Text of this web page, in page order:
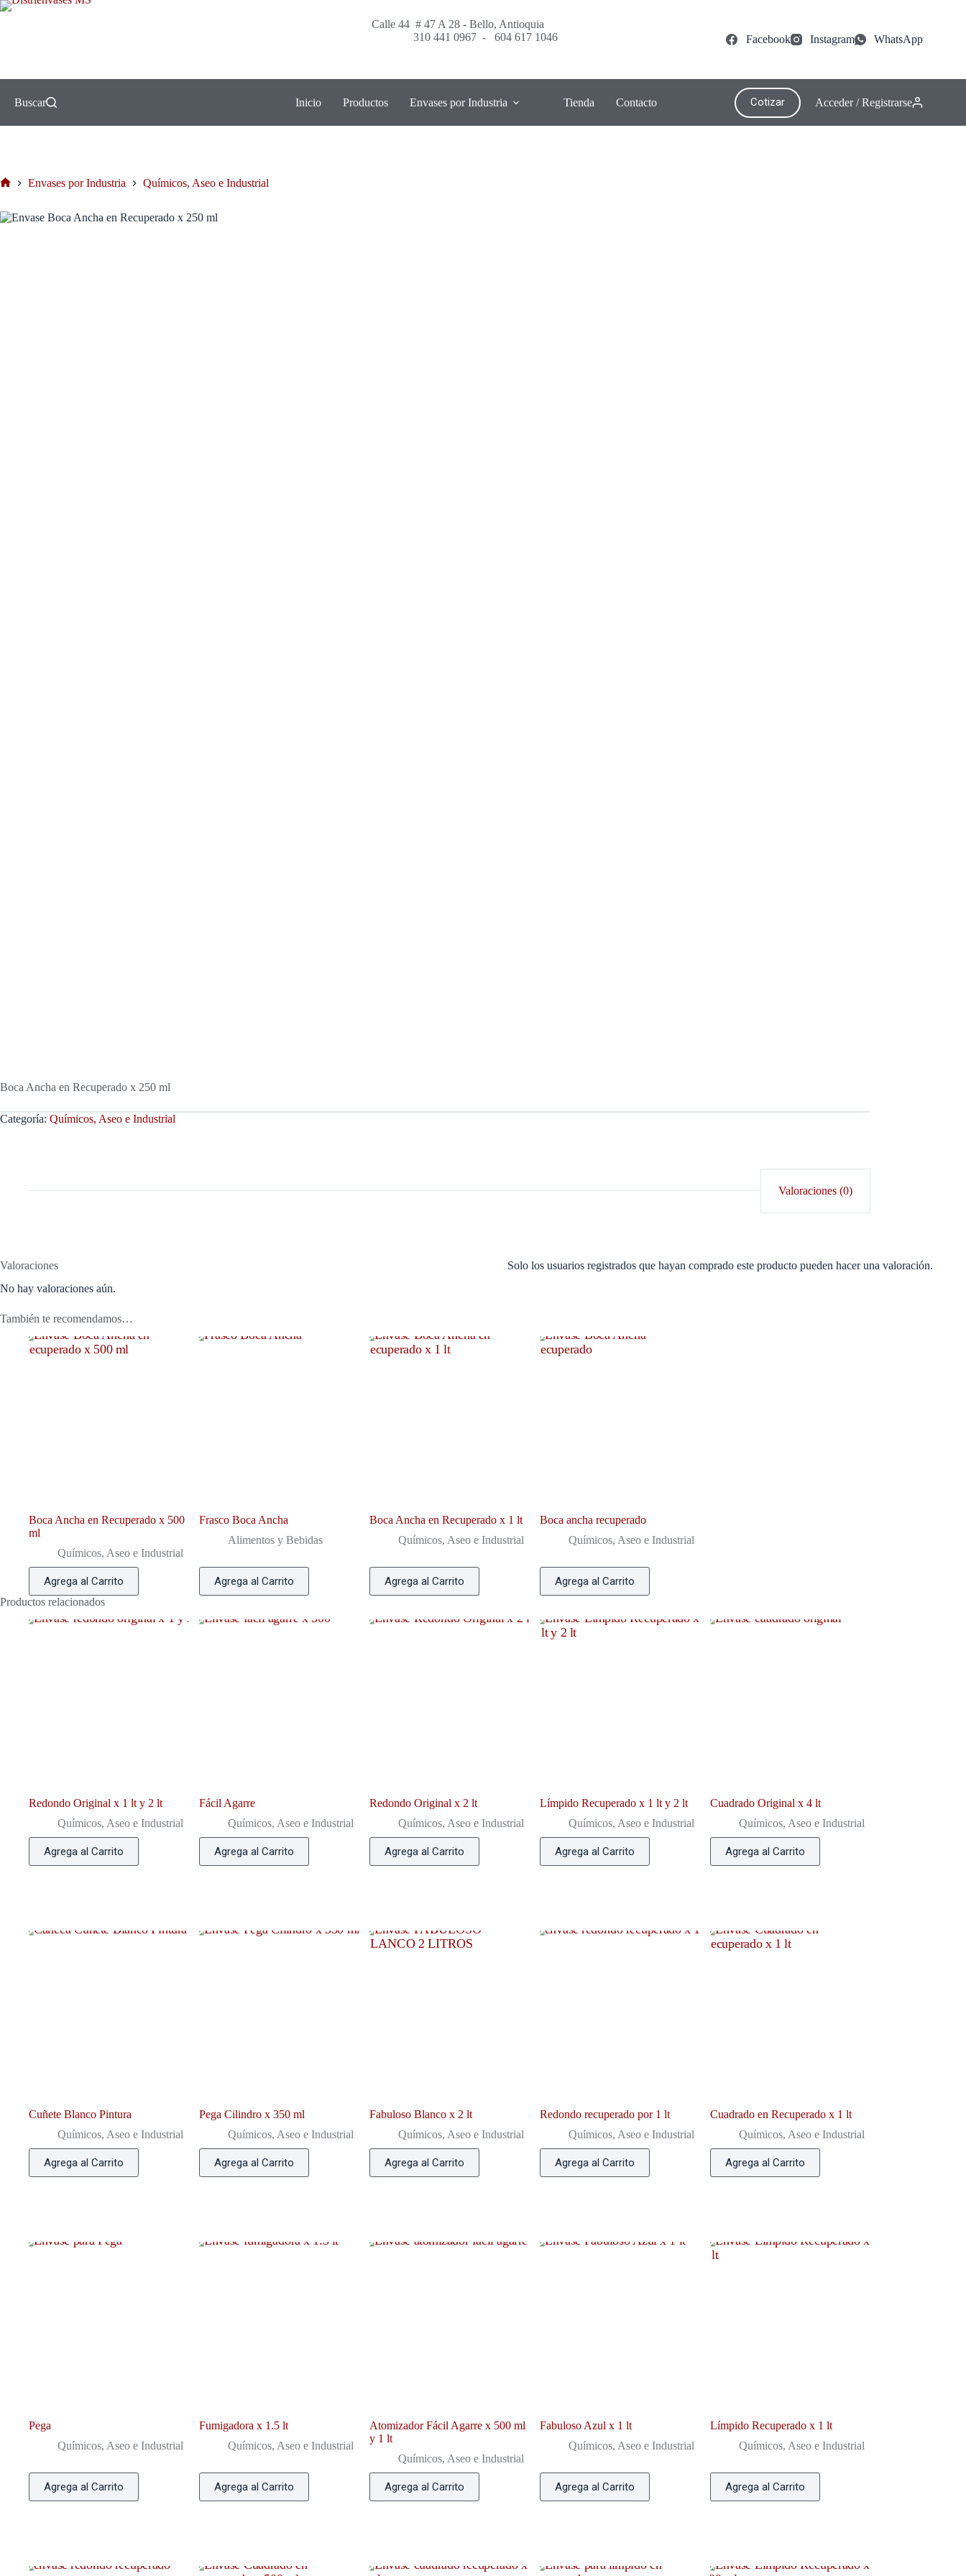
Calle 44 # 47 A 28 - Bello, Antioquia
310 441 0967- 604 617 1046 Facebook Instagram WhatsApp
Buscar Inicio Productos Envases por Industria Tienda Contacto Cotizar Acceder / Registrarse
Envases por Industria Químicos, Aseo e Industrial
Boca Ancha en Recuperado x 250 ml
Categoría: Químicos, Aseo e Industrial
Valoraciones (0)
Valoraciones
No hay valoraciones aún.
Solo los usuarios registrados que hayan comprado este producto pueden hacer una valoración.
También te recomendamos…
Boca Ancha en Recuperado x 500
ml
Químicos, Aseo e Industrial
Agrega al Carrito
Frasco Boca Ancha
Alimentos y Bebidas
Agrega al Carrito
Boca Ancha en Recuperado x 1 lt
Químicos, Aseo e Industrial
Agrega al Carrito
Boca ancha recuperado
Químicos, Aseo e Industrial
Agrega al Carrito
Productos relacionados
Redondo Original x 1 lt y 2 lt
Químicos, Aseo e Industrial
Agrega al Carrito
Fácil Agarre
Químicos, Aseo e Industrial
Agrega al Carrito
Redondo Original x 2 lt
Químicos, Aseo e Industrial
Agrega al Carrito
Límpido Recuperado x 1 lt y 2 lt
Químicos, Aseo e Industrial
Agrega al Carrito
Cuadrado Original x 4 lt
Químicos, Aseo e Industrial
Agrega al Carrito
Cuñete Blanco Pintura
Químicos, Aseo e Industrial
Agrega al Carrito
Pega Cilindro x 350 ml
Químicos, Aseo e Industrial
Agrega al Carrito
Fabuloso Blanco x 2 lt
Químicos, Aseo e Industrial
Agrega al Carrito
Redondo recuperado por 1 lt
Químicos, Aseo e Industrial
Agrega al Carrito
Cuadrado en Recuperado x 1 lt
Químicos, Aseo e Industrial
Agrega al Carrito
Pega
Químicos, Aseo e Industrial
Agrega al Carrito
Fumigadora x 1.5 lt
Químicos, Aseo e Industrial
Agrega al Carrito
Atomizador Fácil Agarre x 500 ml
y 1 lt
Químicos, Aseo e Industrial
Agrega al Carrito
Fabuloso Azul x 1 lt
Químicos, Aseo e Industrial
Agrega al Carrito
Límpido Recuperado x 1 lt
Químicos, Aseo e Industrial
Agrega al Carrito